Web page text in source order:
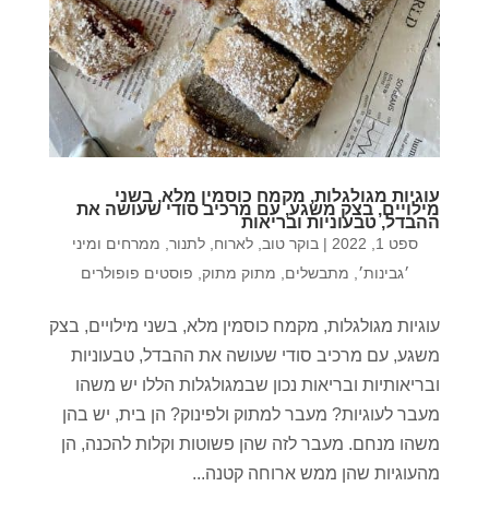
עוגיות מגולגלות, מקמח כוסמין מלא, בשני
מילויים, בצק משגע, עם מרכיב סודי שעושה את
ההבדל, טבעוניות ובריאות
ספט 1, 2022 | בוקר טוב ,לארוח ,לתנור ממרחים ומיני
׳גבינות׳
מתבשלים מתוק מתוק פוסטים פופולרים
עוגיות מגולגלות, מקמח כוסמין מלא, בשני מילויים, בצק
משגע, עם מרכיב סודי שעושה את ההבדל, טבעוניות
ובריאותיות ובריאות נכון שבמגולגלות הללו יש משהו
מעבר לעוגיות? מעבר למתוק ולפינוק? הן בית, יש בהן
משהו מנחם. מעבר לזה שהן פשוטות וקלות להכנה, הן
מהעוגיות שהן ממש ארוחה קטנה...